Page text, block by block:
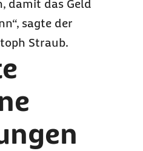
damit das Geld
sagte der
Straub.